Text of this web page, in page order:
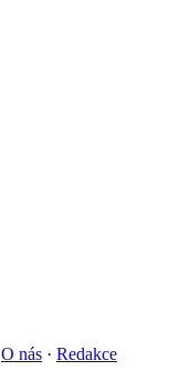
O nás · Redakce